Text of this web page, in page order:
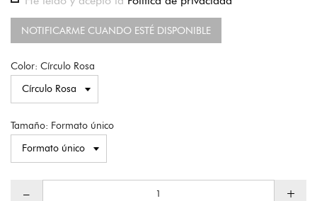
NOTIFICARME CUANDO ESTÉ DISPONIBLE
Color: Círculo Rosa
Tamaño: Formato único
– +